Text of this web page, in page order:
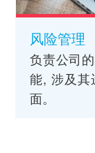
风险管理
负责公司
能, 涉及其
面。